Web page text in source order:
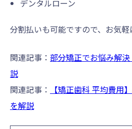
デンタルローン
分割払いも可能ですので、お気軽
関連記事： 部分矯正でお悩み解
説
関連記事：
【矯正歯科 平均費用
を解説